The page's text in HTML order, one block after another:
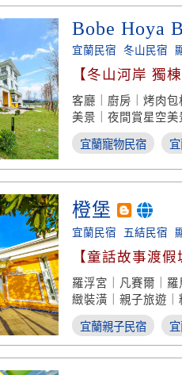
Bobe Hoya
宜蘭民宿 冬山民宿
【冬山河岸 獨
客廳｜廚房｜烤肉
美景｜夜間賞星空
宜蘭寵物民宿
橙堡
宜蘭民宿 五結民宿
【童話故事渡
羅浮宮｜凡賽爾｜
緻裝潢｜親子旅遊
宜蘭親子民宿